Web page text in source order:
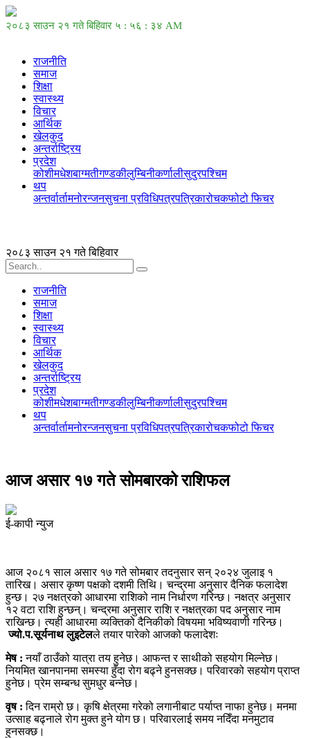
२०८३ साउन २१ गते बिहिवार ५ : ५६ : ३४ AM
राजनीति
समाज
शिक्षा
स्वास्थ्य
विचार
आर्थिक
खेलकुद
अन्तर्राष्ट्रिय
प्रदेश
कोशीमधेशबाग्मतीगण्डकीलुम्बिनीकर्णालीसुदुरपश्चिम
थप
अन्तर्वार्तामनोरन्जनसुचना प्रविधिपत्रपत्रिकारोचकफोटो फिचर
२०८३ साउन २१ गते बिहिवार
राजनीति
समाज
शिक्षा
स्वास्थ्य
विचार
आर्थिक
खेलकुद
अन्तर्राष्ट्रिय
प्रदेश
कोशीमधेशबाग्मतीगण्डकीलुम्बिनीकर्णालीसुदुरपश्चिम
थप
अन्तर्वार्तामनोरन्जनसुचना प्रविधिपत्रपत्रिकारोचकफोटो फिचर
आज असार १७ गते सोमबारको राशिफल
ई-कापी न्युज
आज २०८१ साल असार १७ गते सोमबार तदनुसार सन् २०२४ जुलाइ १
तारिख। असार कृष्ण पक्षको दशमी तिथि। चन्द्रमा अनुसार दैनिक फलादेश
हुन्छ। २७ नक्षत्रको आधारमा राशिको नाम निर्धारण गरिन्छ। नक्षत्र अनुसार
१२ वटा राशि हुन्छन्। चन्द्रमा अनुसार राशि र नक्षत्रका पद अनुसार नाम
राखिन्छ। त्यही आधारमा व्यक्तिको दैनिकीको विषयमा भविष्यवाणी गरिन्छ।
ज्यो.प.सूर्यनाथ लुइटेलले तयार पारेको आजको फलादेशः
मेष : नयाँ ठाउँको यात्रा तय हुनेछ। आफन्त र साथीको सहयोग मिल्नेछ।
नियमित खानपानमा समस्या हुँदा रोग बढ्ने हुनसक्छ। परिवारको सहयोग प्राप्त
हुनेछ। प्रेम सम्बन्ध सुमधुर बन्नेछ।
वृष : दिन राम्रो छ। कृषि क्षेत्रमा गरेको लगानीबाट पर्याप्त नाफा हुनेछ। मनमा
उत्साह बढ्नाले रोग मुक्त हुने योग छ। परिवारलाई समय नदिँदा मनमुटाव
हुनसक्छ।